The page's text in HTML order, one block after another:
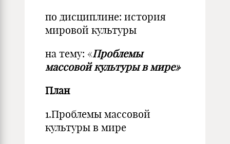
по дисциплине: история
мировой культуры
на тему: «Проблемы
массовой культуры в мире»
План
1.Проблемы массовой
культуры в мире